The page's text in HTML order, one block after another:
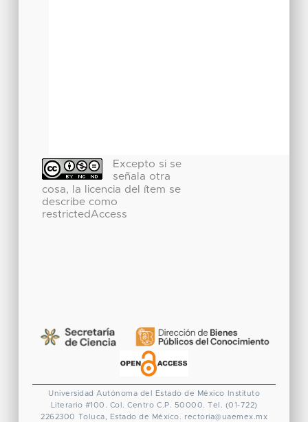
Excepto si se
señala otra
cosa, la licencia del ítem se
describe como
restrictedAccess
Universidad Autónoma del Estado de México
Instituto
Literario #100. Col. Centro C.P. 50000. Tel. (01-722)
2262300 Toluca, Estado de México. rectoria@uaemex.mx